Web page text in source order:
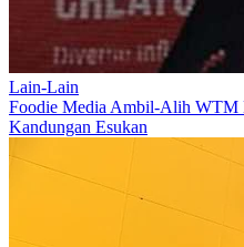
Lain-Lain
Foodie Media Ambil-Alih WTM
Kandungan Esukan